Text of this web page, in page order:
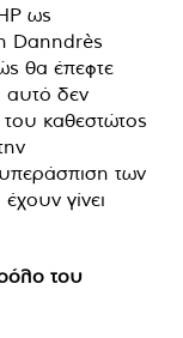
ως
Danndrès
θα έπεφτε
αυτό δεν
καθεστώτος
των
γίνει
του